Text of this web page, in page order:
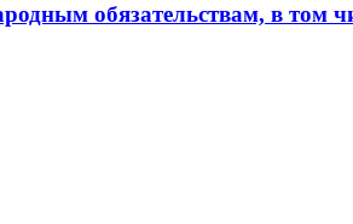
обязательствам, в том